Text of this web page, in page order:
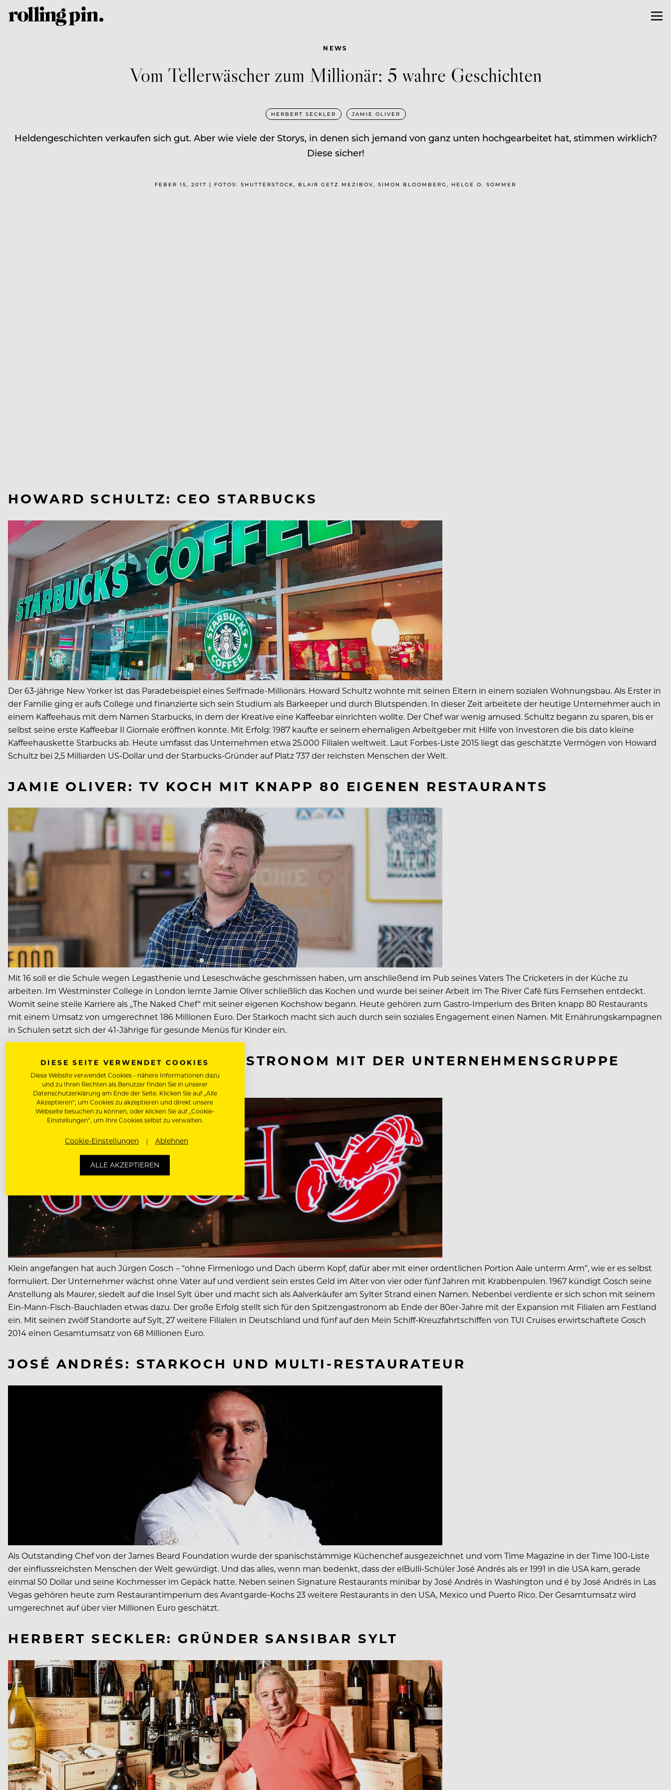
NEWS
Vom Tellerwäscher zum Millionär: 5 wahre Geschichten
HERBERT SECKLER JAMIE OLIVER
Heldengeschichten verkaufen sich gut. Aber wie viele der Storys, in denen sich jemand von ganz unten hochgearbeitet hat, stimmen wirklich?
Diese sicher!
FEBER 15, 2017 | FOTOS: SHUTTERSTOCK, BLAIR GETZ MEZIBOV, SIMON BLOOMBERG, HELGE O. SOMMER
HOWARD SCHULTZ: CEO STARBUCKS
Der 63-jährige New Yorker ist das Paradebeispiel eines Selfmade-Millionärs. Howard Schultz wohnte mit seinen Eltern in einem sozialen Wohnungsbau. Als Erster in
der Familie ging er aufs College und finanzierte sich sein Studium als Barkeeper und durch Blutspenden. In dieser Zeit arbeitete der heutige Unternehmer auch in
einem Kaffeehaus mit dem Namen Starbucks, in dem der Kreative eine Kaffeebar einrichten wollte. Der Chef war wenig amused. Schultz begann zu sparen, bis er
selbst seine erste Kaffeebar Il Giornale eröffnen konnte. Mit Erfolg: 1987 kaufte er seinem ehemaligen Arbeitgeber mit Hilfe von Investoren die bis dato kleine
Kaffeehauskette Starbucks ab. Heute umfasst das Unternehmen etwa 25.000 Filialen weltweit. Laut Forbes-Liste 2015 liegt das geschätzte Vermögen von Howard
Schultz bei 2,5 Milliarden US-Dollar und der Starbucks-Gründer auf Platz 737 der reichsten Menschen der Welt.
JAMIE OLIVER: TV KOCH MIT KNAPP 80 EIGENEN RESTAURANTS
Mit 16 soll er die Schule wegen Legasthenie und Leseschwäche geschmissen haben, um anschließend im Pub seines Vaters The Cricketers in der Küche zu
arbeiten. Im Westminster College in London lernte Jamie Oliver schließlich das Kochen und wurde bei seiner Arbeit im The River Café fürs Fernsehen entdeckt.
Womit seine steile Karriere als „The Naked Chef“ mit seiner eigenen Kochshow begann. Heute gehören zum Gastro-Imperium des Briten knapp 80 Restaurants
mit einem Umsatz von umgerechnet 186 Millionen Euro. Der Starkoch macht sich auch durch sein soziales Engagement einen Namen. Mit Ernährungskampagnen
in Schulen setzt sich der 41-Jährige für gesunde Menüs für Kinder ein.
JÜRGEN GOSCH: SPITZENGASTRONOM MIT DER UNTERNEHMENSGRUPPE
GOSCH
Klein angefangen hat auch Jürgen Gosch – “ohne Firmenlogo und Dach überm Kopf, dafür aber mit einer ordentlichen Portion Aale unterm Arm”, wie er es selbst
formuliert. Der Unternehmer wächst ohne Vater auf und verdient sein erstes Geld im Alter von vier oder fünf Jahren mit Krabbenpulen. 1967 kündigt Gosch seine
Anstellung als Maurer, siedelt auf die Insel Sylt über und macht sich als Aalverkäufer am Sylter Strand einen Namen. Nebenbei verdiente er sich schon mit seinem
Ein-Mann-Fisch-Bauchladen etwas dazu. Der große Erfolg stellt sich für den Spitzengastronom ab Ende der 80er-Jahre mit der Expansion mit Filialen am Festland
ein. Mit seinen zwölf Standorte auf Sylt, 27 weitere Filialen in Deutschland und fünf auf den Mein Schiff-Kreuzfahrtschiffen von TUI Cruises erwirtschaftete Gosch
2014 einen Gesamtumsatz von 68 Millionen Euro.
JOSÉ ANDRÉS: STARKOCH UND MULTI-RESTAURATEUR
Als Outstanding Chef von der James Beard Foundation wurde der spanischstämmige Küchenchef ausgezeichnet und vom Time Magazine in der Time 100-Liste
der einflussreichsten Menschen der Welt gewürdigt. Und das alles, wenn man bedenkt, dass der elBulli-Schüler José Andrés als er 1991 in die USA kam, gerade
einmal 50 Dollar und seine Kochmesser im Gepäck hatte. Neben seinen Signature Restaurants minibar by José Andrés in Washington und é by José Andrés in Las
Vegas gehören heute zum Restaurantimperium des Avantgarde-Kochs 23 weitere Restaurants in den USA, Mexico und Puerto Rico. Der Gesamtumsatz wird
umgerechnet auf über vier Millionen Euro geschätzt.
HERBERT SECKLER: GRÜNDER SANSIBAR SYLT
DIESE SEITE VERWENDET COOKIES
Diese Website verwendet Cookies - nähere Informationen dazu
und zu Ihren Rechten als Benutzer finden Sie in unserer
Datenschutzerklärung am Ende der Seite. Klicken Sie auf „Alle
Akzeptieren“, um Cookies zu akzeptieren und direkt unsere
Webseite besuchen zu können, oder klicken Sie auf „Cookie-
Einstellungen“, um Ihre Cookies selbst zu verwalten.
Cookie-Einstellungen Ablehnen
ALLE AKZEPTIEREN